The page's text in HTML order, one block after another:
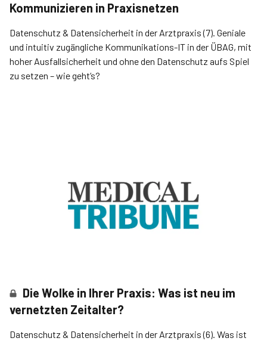
Kommunizieren in Praxisnetzen
Datenschutz & Datensicherheit in der Arztpraxis (7). Geniale
und intuitiv zugängliche Kommunikations-IT in der ÜBAG, mit
hoher Ausfallsicherheit und ohne den Datenschutz aufs Spiel
zu setzen – wie geht‘s?
Die Wolke in Ihrer Praxis: Was ist neu im
vernetzten Zeitalter?
Datenschutz & Datensicherheit in der Arztpraxis (6). Was ist